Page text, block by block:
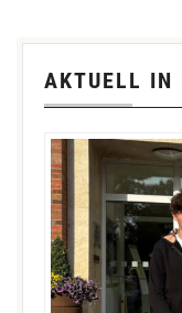
AKTUELL IN